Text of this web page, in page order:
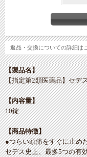
返品・交換についての詳細は
【製品名】
【指定第2類医薬品】セデ
【内容量】
10錠
【商品特徴】
●つらい頭痛をすぐに止め
セデス史上、最多5つの有